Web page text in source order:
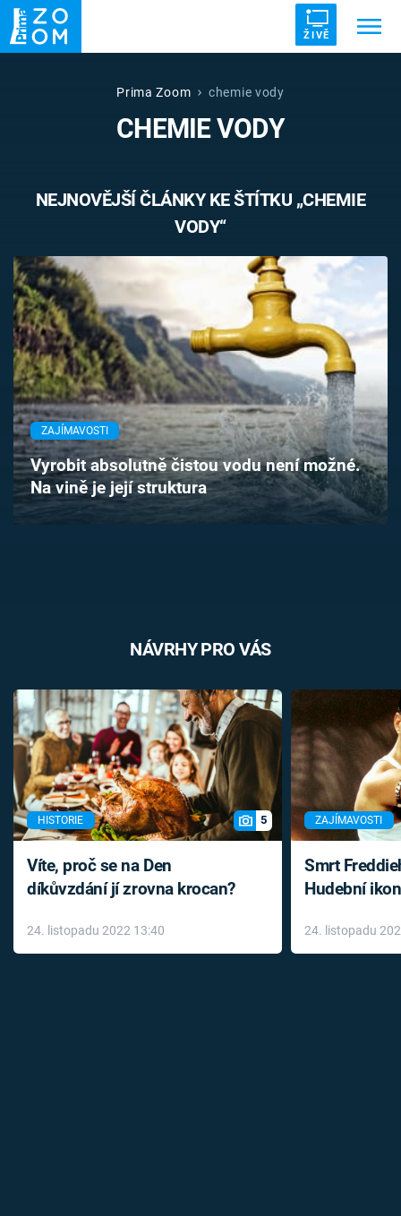
ŽIVĚ
UFO DRUHÁ SVĚTOVÁ VÁLKA
VETŘELCI DÁVNOVĚKU
Témata
Pořady
TV Program
Časopis
Sledujte prima+
Prima Zoom chemie vody
CHEMIE VODY
NEJNOVĚJŠÍ ČLÁNKY KE ŠTÍTKU „CHEMIE
VODY“
ZAJÍMAVOSTI
Vyrobit absolutně čistou vodu není možné.
Na vině je její struktura
NÁVRHY PRO VÁS
HISTORIE 5
Víte, proč se na Den
díkůvzdání jí zrovna krocan?
24. listopadu 2022 13:40
ZAJÍMAVOSTI
Smrt
Hudební
léky
24. listopadu